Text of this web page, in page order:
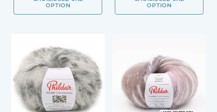
OPTION
OPTION